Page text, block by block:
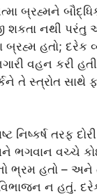
બ્રહ્મને
શકતા નથી પરંતુ
હતો; દરેક
વહન કરી
તે સ્ત્રોત સાથે
નિષ્કર્ષ તરફ
ભગવાન વચ્ચે
ભ્રમ હતો – અને
ન હતું.